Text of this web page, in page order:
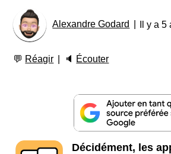
Alexandre Godard Il y a
💬 Réagir 🔈 Écouter
Décidément, les